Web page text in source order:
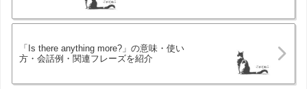
「Is there anything more?」の意味・使い
方・会話例・関連フレーズを紹介